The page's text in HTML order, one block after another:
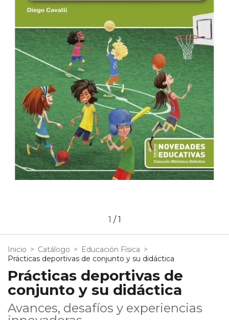
1 /1
Inicio > Catálogo > Educación Física >
Prácticas deportivas de conjunto y su didáctica
Prácticas deportivas de
conjunto y su didáctica
Avances, desafíos y experiencias